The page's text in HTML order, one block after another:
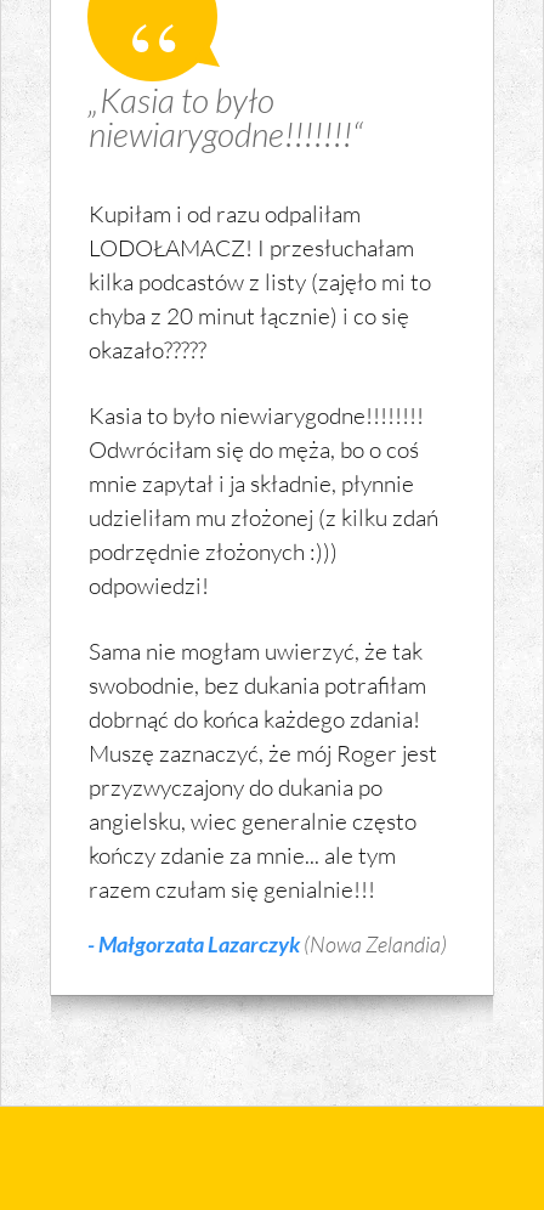
„Kasia to było
niewiarygodne!!!!!!!“
Kupiłam i od razu odpaliłam
LODOŁAMACZ! I przesłuchałam
kilka podcastów z listy (zajęło mi to
chyba z 20 minut łącznie) i co się
okazało?????
Kasia to było niewiarygodne!!!!!!!!
Odwróciłam się do męża, bo o coś
mnie zapytał i ja składnie, płynnie
udzieliłam mu złożonej (z kilku zdań
podrzędnie złożonych :)))
odpowiedzi!
Sama nie mogłam uwierzyć, że tak
swobodnie, bez dukania potrafiłam
dobrnąć do końca każdego zdania!
Muszę zaznaczyć, że mój Roger jest
przyzwyczajony do dukania po
angielsku, wiec generalnie często
kończy zdanie za mnie... ale tym
razem czułam się genialnie!!!
- Małgorzata Lazarczyk(Nowa Zelandia)